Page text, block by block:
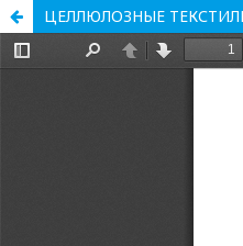
ЦЕЛЛЮЛОЗНЫЕ